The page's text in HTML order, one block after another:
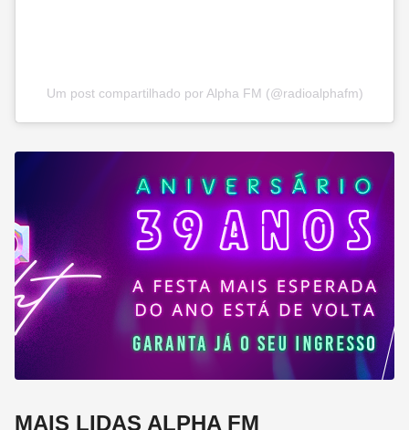
Um post compartilhado por Alpha FM (@radioalphafm)
MAIS LIDAS ALPHA FM